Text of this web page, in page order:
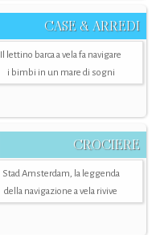
CASE & ARREDI
Il lettino barca a vela fa navigare
i bimbi in un mare di sogni
CROCIERE
Stad Amsterdam, la leggenda
della navigazione a vela rivive